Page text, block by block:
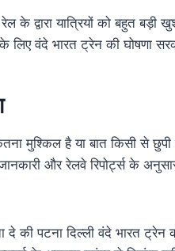
द्वारा यात्रियों को बहुत बड़ी
लिए वंदे भारत ट्रेन की घोषणा
मुश्किल है या बात किसी से
जानकारी और रेलवे रिपोर्ट्स के
दे की पटना दिल्ली वंदे भारत